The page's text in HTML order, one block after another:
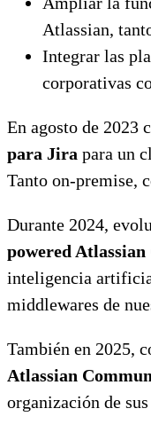
Atlassian,
Integrar las
corporativas
En agosto de 2023
para Jira para un
Tanto on-premise,
Durante 2024,
powered
inteligencia
middlewares de
También en 2025,
Atlassian
organización de